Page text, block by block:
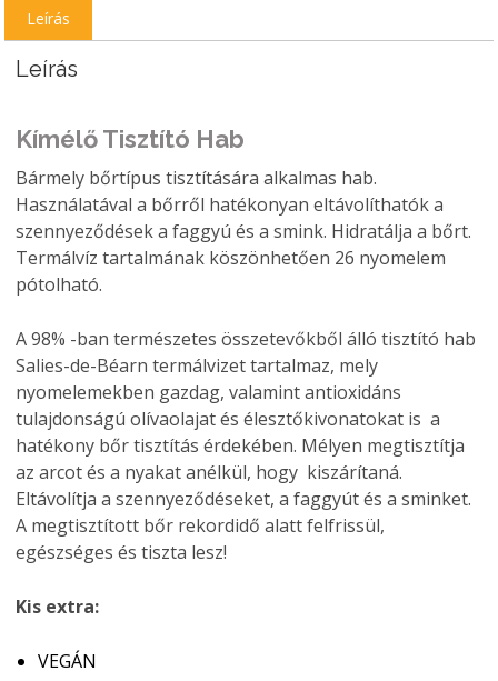
Leírás
Leírás
Kímélő Tisztító Hab
Bármely bőrtípus tisztítására alkalmas hab.
Használatával a bőrről hatékonyan eltávolíthatók a
szennyeződések a faggyú és a smink. Hidratálja a bőrt.
Termálvíz tartalmának köszönhetően 26 nyomelem
pótolható.
A 98% -ban természetes összetevőkből álló tisztító hab
Salies-de-Béarn termálvizet tartalmaz, mely
nyomelemekben gazdag, valamint antioxidáns
tulajdonságú olívaolajat és élesztőkivonatokat is a
hatékony bőr tisztítás érdekében. Mélyen megtisztítja
az arcot és a nyakat anélkül, hogy kiszárítaná.
Eltávolítja a szennyeződéseket, a faggyút és a sminket.
A megtisztított bőr rekordidő alatt felfrissül,
egészséges és tiszta lesz!
Kis extra:
VEGÁN